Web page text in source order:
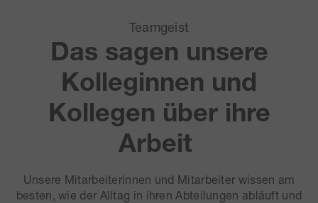
Teamgeist
Das sagen unsere
Kolleginnen und
Kollegen über ihre
Arbeit
Unsere Mitarbeiterinnen und Mitarbeiter wissen am
besten, wie der Alltag in ihren Abteilungen abläuft und